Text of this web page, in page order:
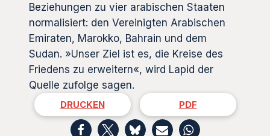
Beziehungen zu vier arabischen Staaten
normalisiert: den Vereinigten Arabischen
Emiraten, Marokko, Bahrain und dem
Sudan. »Unser Ziel ist es, die Kreise des
Friedens zu erweitern«, wird Lapid der
Quelle zufolge sagen.
DRUCKEN PDF